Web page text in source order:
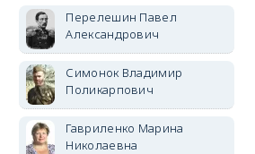
Перелешин Павел
Александрович
Симонок Владимир
Поликарпович
Гавриленко Марина
Николаевна